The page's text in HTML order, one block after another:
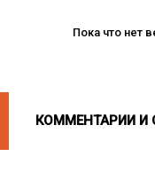
Пока что нет
КОММЕНТАРИИ И